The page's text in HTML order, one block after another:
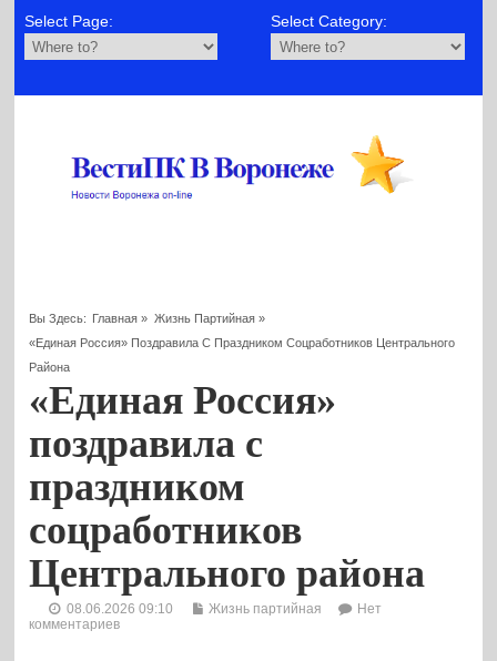
Select Page: Select Category:
Вы Здесь: Главная » Жизнь Партийная»
«Единая Россия» Поздравила С Праздником Соцработников Центрального
Района
«Единая Россия»
поздравила с
праздником
соцработников
Центрального района
08.06.2026 09:10 Жизнь партийная
Нет
комментариев